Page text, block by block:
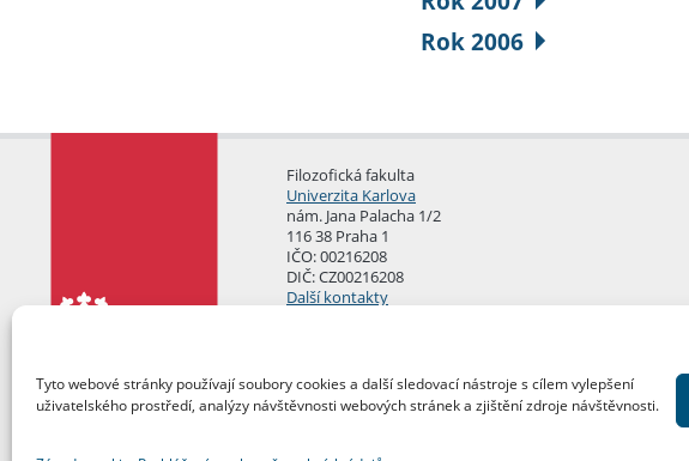
Tyto webové stránky používají soubory cookies a další sledovací nástroje s cílem vylepšení
uživatelského prostředí, analýzy návštěvnosti webových stránek a zjištění zdroje návštěvnosti.
Rok 2006
Filozofická fakulta
Univerzita Karlova
nám. Jana Palacha 1/2
116 38 Praha 1
IČO: 00216208
DIČ: CZ00216208
Další kontakty